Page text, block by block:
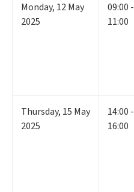
Monday, 12May
2025
09:00 -
11:00
Thursday, 15 May
2025
14:00 -
16:00